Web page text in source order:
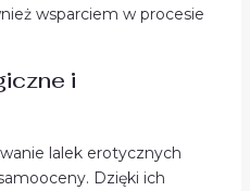
wsparciem w procesie
i
lalek erotycznych
Dzięki ich